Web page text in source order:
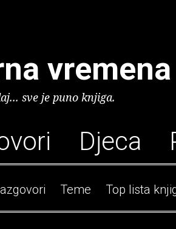
vremena
sve je puno knjiga.
Djeca
Teme Top lista